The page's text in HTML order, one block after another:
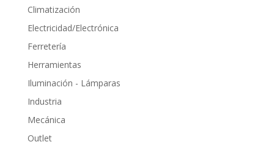
Climatización
Electricidad/Electrónica
Ferretería
Herramientas
Iluminación - Lámparas
Industria
Mecánica
Outlet